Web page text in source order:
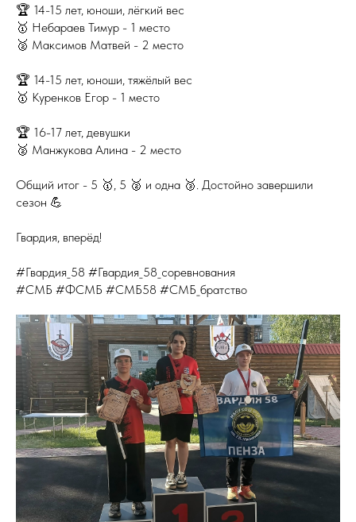
🏆 14-15 лет, юноши, лёгкий вес
🥇 Небараев Тимур - 1 место
🥈 Максимов Матвей - 2 место
🏆 14-15 лет, юноши, тяжёлый вес
🥇 Куренков Егор - 1 место
🏆 16-17 лет, девушки
🥈 Манжукова Алина - 2 место
Общий итог - 5 🥇, 5 🥈 и одна 🥉. Достойно завершили
сезон 💪
Гвардия, вперёд!
#Гвардия_58 #Гвардия_58_соревнования
#СМБ #ФСМБ #СМБ58 #СМБ_братство